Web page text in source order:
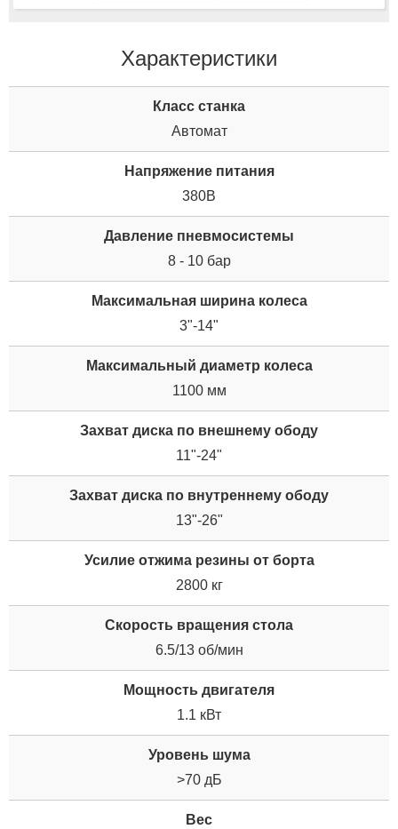
Характеристики
Класс станка
Автомат
Напряжение питания
380В
Давление пневмосистемы
8 - 10 бар
Максимальная ширина колеса
3"-14"
Максимальный диаметр колеса
1100 мм
Захват диска по внешнему ободу
11"-24"
Захват диска по внутреннему ободу
13"-26"
Усилие отжима резины от борта
2800 кг
Скорость вращения стола
6.5/13 об/мин
Мощность двигателя
1.1 кВт
Уровень шума
>70 дБ
Вес